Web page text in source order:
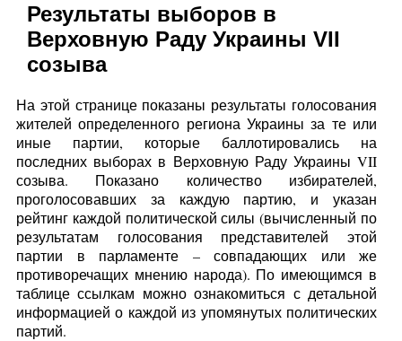
Результаты выборов в
Верховную Раду Украины VII
созыва
На этой странице показаны результаты голосования
жителей определенного региона Украины за те или
иные партии, которые баллотировались на
последних выборах в Верховную Раду Украины VII
созыва. Показано количество избирателей,
проголосовавших за каждую партию, и указан
рейтинг каждой политической силы (вычисленный по
результатам голосования представителей этой
партии в парламенте – совпадающих или же
противоречащих мнению народа). По имеющимся в
таблице ссылкам можно ознакомиться с детальной
информацией о каждой из упомянутых политических
партий.